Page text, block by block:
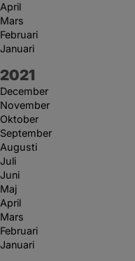
April
Mars
Februari
Januari
År:
2021
December
November
Oktober
September
Augusti
Juli
Juni
Maj
April
Mars
Februari
Januari